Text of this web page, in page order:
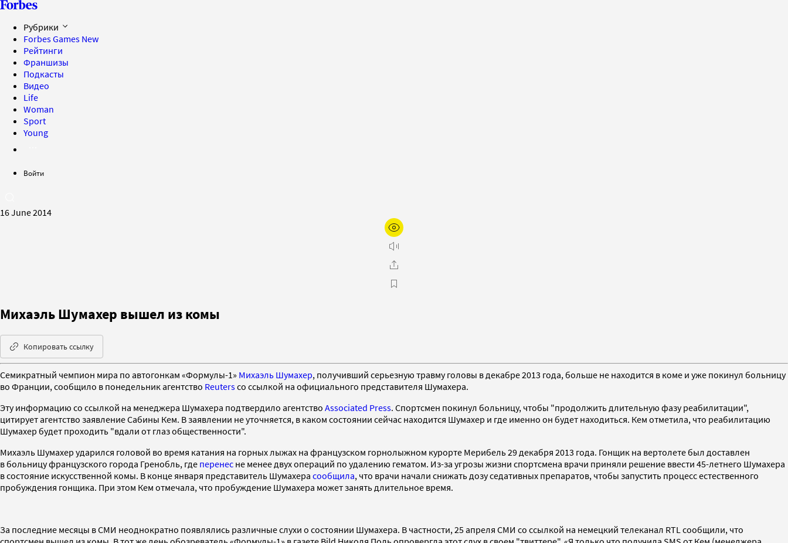
Рубрики
Forbes Games New
Рейтинги
Франшизы
Подкасты
Видео
Life
Woman
Sport
Young
Войти
16 June 2014
Михаэль Шумахер вышел из комы
Копировать ссылку
Семикратный чемпион мира по автогонкам «Формулы-1» Михаэль Шумахер, получивший серьезную травму головы в декабре 2013 года, больше не находится в коме и уже покинул больницу
во Франции, сообщило в понедельник агентство Reutersсо ссылкой на официального представителя Шумахера.
Эту информацию со ссылкой на менеджера Шумахера подтвердило агентство Associated Press. Спортсмен покинул больницу, чтобы "продолжить длительную фазу реабилитации",
цитирует агентство заявление Сабины Кем. В заявлении не уточняется, в каком состоянии сейчас находится Шумахер и где именно он будет находиться. Кем отметила, что реабилитацию
Шумахер будет проходить "вдали от глаз общественности".
Михаэль Шумахер ударился головой во время катания на горных лыжах на французском горнолыжном курорте Мерибель 29 декабря 2013 года. Гонщик на вертолете был доставлен
в больницу французского города Гренобль, где перенес не менее двух операций по удалению гематом. Из-за угрозы жизни спортсмена врачи приняли решение ввести 45-летнего Шумахера
в состояние искусственной комы. В конце января представитель Шумахера сообщила, что врачи начали снижать дозу седативных препаратов, чтобы запустить процесс естественного
пробуждения гонщика. При этом Кем отмечала, что пробуждение Шумахера может занять длительное время.
За последние месяцы в СМИ неоднократно появлялись различные слухи о состоянии Шумахера. В частности, 25 апреля СМИ со ссылкой на немецкий телеканал RTL сообщили, что